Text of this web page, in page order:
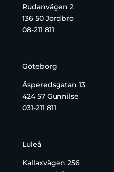
Rudanvägen 2
136 50 Jordbro
08-211 811
Göteborg
Äsperedsgatan 13
424 57 Gunnilse
031-211 811
Luleå
Kallaxvägen 256